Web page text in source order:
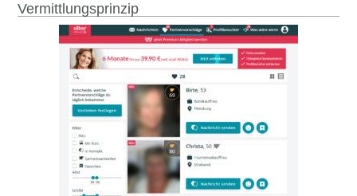
Vermittlungsprinzip